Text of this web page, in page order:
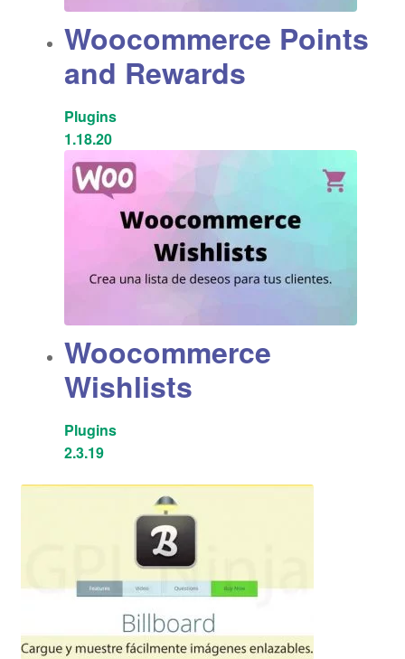
Woocommerce Points
and Rewards
Plugins
1.18.20
Woocommerce
Wishlists
Plugins
2.3.19